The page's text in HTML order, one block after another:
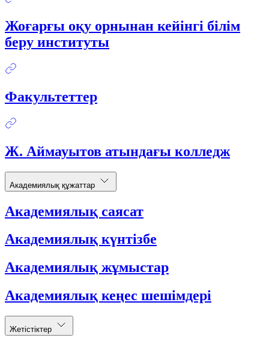
Жоғарғы оқу орнынан кейінгі білім
беру институты
Факультеттер
Ж. Аймауытов атындағы колледж
Академиялық құжаттар
Академиялық саясат
Академиялық күнтізбе
Академиялық жұмыстар
Академиялық кеңес шешімдері
Жетістіктер